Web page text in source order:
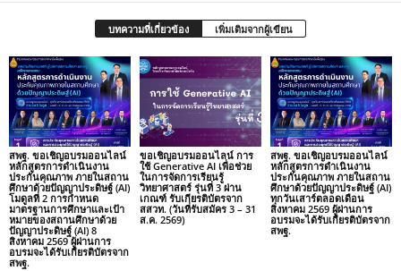
บทความที่เกี่ยวข้อง เพิ่มเติมจากผู้เขียน
สพฐ. ขอเชิญอบรมออนไลน์
หลักสูตรการดำเนินงาน
ประกันคุณภาพ ภายในสถาน
ศึกษาด้วยปัญญาประดิษฐ์ (AI)
โมดูลที่ 2 การกำหนด
มาตรฐานการศึกษาและเป้า
หมายของสถานศึกษาด้วย
ปัญญาประดิษฐ์ (AI) 8
สิงหาคม 2569 ผู้ผ่านการ
อบรมจะได้รับเกียรติบัตรจาก
สพฐ.
ขอเชิญอบรมออนไลน์ การ
ใช้ Generative AI เพื่อช่วย
ในการจัดการเรียนรู้
วิทยาศาสตร์ รุ่นที่ 3 ผ่าน
เกณฑ์ รับเกียรติบัตรจาก
สสวท. (วันที่รับสมัคร 3 – 31
ส.ค. 2569)
สพฐ. ขอเชิญอบรมออนไลน์
หลักสูตรการดำเนินงาน
ประกันคุณภาพ ภายในสถาน
ศึกษาด้วยปัญญาประดิษฐ์ (AI)
ทุกวันเสาร์ตลอดเดือน
สิงหาคม 2569 ผู้ผ่านการ
อบรมจะได้รับเกียรติบัตรจาก
สพฐ.